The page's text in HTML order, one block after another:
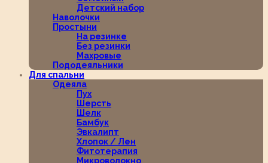
Детский набор
Наволочки
Простыни
На резинке
Без резинки
Махровые
Пододеяльники
Для спальни
Одеяла
Пух
Шерсть
Шелк
Бамбук
Эвкалипт
Хлопок / Лен
Фитотерапия
Микроволокно